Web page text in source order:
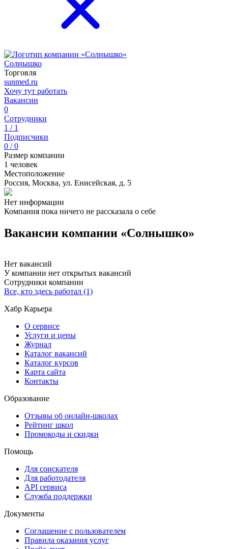
Солнышко
Торговля
sunmed.ru
Хочу тут работать
Вакансии
0
Сотрудники
1 / 1
Подписчики
0 / 0
Размер компании
1 человек
Местоположение
Россия, Москва, ул. Енисейская, д. 5
Нет информации
Компания пока ничего не рассказала о себе
Вакансии компании «Солнышко»
Нет вакансий
У компании нет открытых вакансий
Сотрудники компании
Все, кто здесь работал (1)
Хабр Карьера
О сервисе
Услуги и цены
Журнал
Каталог вакансий
Каталог курсов
Карта сайта
Контакты
Образование
Отзывы об онлайн-школах
Рейтинг школ
Промокоды и скидки
Помощь
Для соискателя
Для работодателя
API сервиса
Служба поддержки
Документы
Соглашение с пользователем
Правила оказания услуг